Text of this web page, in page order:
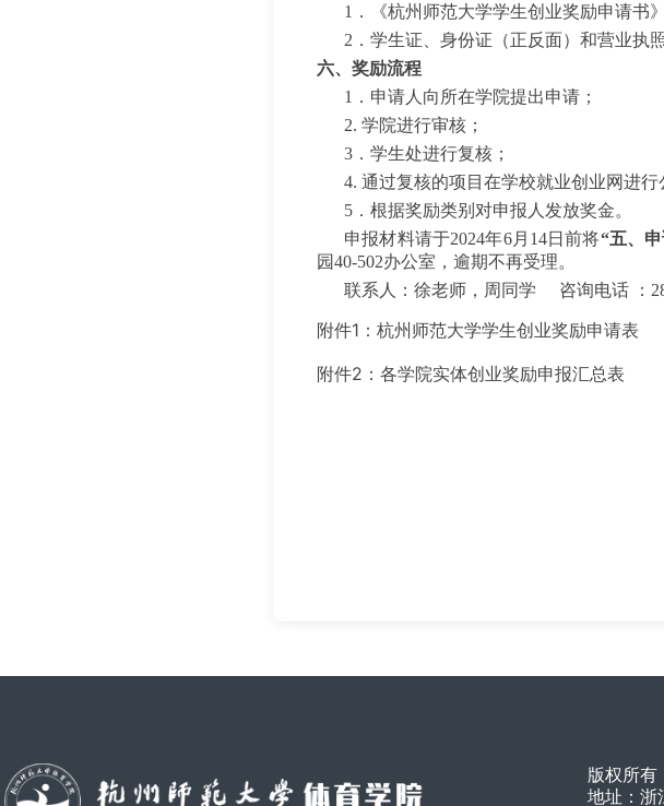
1．《杭州师范大学学生创业奖励申请书
2．学生证、身份证（正反面）和营业执
六、奖励流程
1．申请人向所在学院提出申请；
2. 学院进行审核；
3．学生处进行复核；
4. 通过复核的项目在学校就业创业网进行
5．根据奖励类别对申报人发放奖金。
申报材料请于2024年6月 14日前将“五、
园40-502办公室 ，逾期不再受理。
联系人： 徐老师，周同学 咨询电话 ：
附件1：杭州师范大学学生创业奖励申请表
附件2：各学院实体创业奖励申报汇总表
版权所
地址：浙